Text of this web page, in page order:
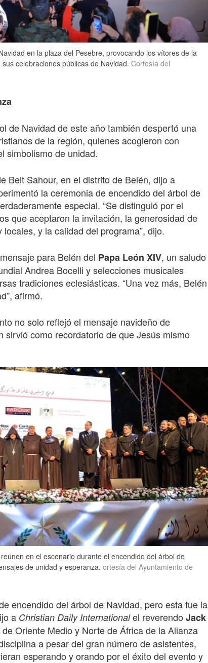
en la plaza del Pesebre, provocando los vítores de la
celebraciones públicas de Navidad. Cortesía del
de Navidad de este año también despertó una
de la región, quienes acogieron con
simbolismo de unidad.
Beit Sahour, en el distrito de Belén, dijo a
la ceremonia de encendido del árbol de
especial. “Se distinguió por el
que aceptaron la invitación, la generosidad de
y la calidad del programa”, dijo.
para Belén del Papa León XIV, un saludo
Andrea Bocelli y selecciones musicales
tradiciones eclesiásticas. “Una vez más, Belén
afirmó.
no solo reflejó el mensaje navideño de
sirvió como recordatorio de que Jesús mismo
en el escenario durante el encendido del árbol de
de unidad y esperanza. ortesía del Ayuntamiento de
encendido del árbol de Navidad, pero esta fue la
a Christian Daily Internationalel reverendo Jack
Oriente Medio y Norte de África de la Alianza
a pesar del gran número de asistentes,
esperando y orando por el éxito del evento y